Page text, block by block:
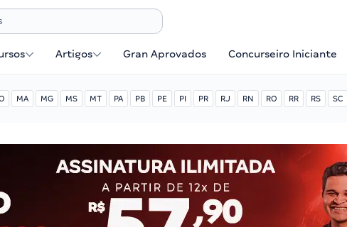
Artigos Gran Aprovados Concurseiro Iniciante
MA MG MS MT PA PB PE PI PR RJ RN RO RR RS SC